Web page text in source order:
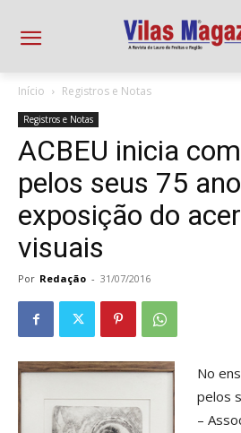
Início Registros e Notas
Registros e Notas
ACBEU inicia
pelos seus 75
exposição do
visuais
Por Redação - 31/07/2016
No
pelos
–